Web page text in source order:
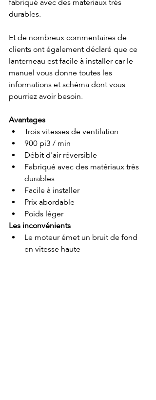
fabriqué avec des matériaux très
durables.
Et de nombreux commentaires de
clients ont également déclaré que ce
lanterneau est facile à installer car le
manuel vous donne toutes les
informations et schéma dont vous
pourriez avoir besoin.
Avantages
Trois vitesses de ventilation
900 pi3 / min
Débit d'air réversible
Fabriqué avec des matériaux très
durables
Facile à installer
Prix abordable
Poids léger
Les inconvénients
Le moteur émet un bruit de fond
en vitesse haute